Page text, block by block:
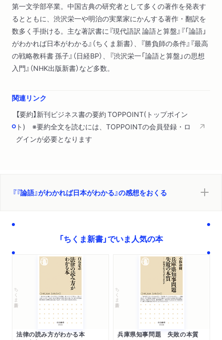
第一文学部卒業。中国古典の研究者として多くの著作を発表す
るとともに、渋沢栄一や明治の実業家にかんする著作・翻訳を
数多く手掛ける。主な著訳書に『現代語訳 論語と算盤』『「論語」
がわかれば日本がわかる』（ちくま新書）、『勝負師の条件』『最高
の戦略教科書 孫子』（日経BP）、『渋沢栄一「論語と算盤」の思想
入門』（NHK出版新書）など多数。
関連リンク
【要約】新刊ビジネス書の要約 TOPPOINT(トップポイン
ト) ※要約全文を読むには、TOPPOINTの会員登録・ロ
グインが必要となります
『『論語』がわかれば日本がわかる』の感想をおくる
「ちくま新書」でいま人気の本
ちくま新書
法律の読み方がわかる本
ちくま新書
兵庫県知事問題 失敗の本質